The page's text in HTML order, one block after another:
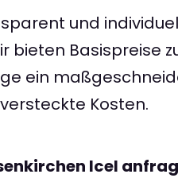
und
bieten Basispreise
ein
Kosten.
Icel